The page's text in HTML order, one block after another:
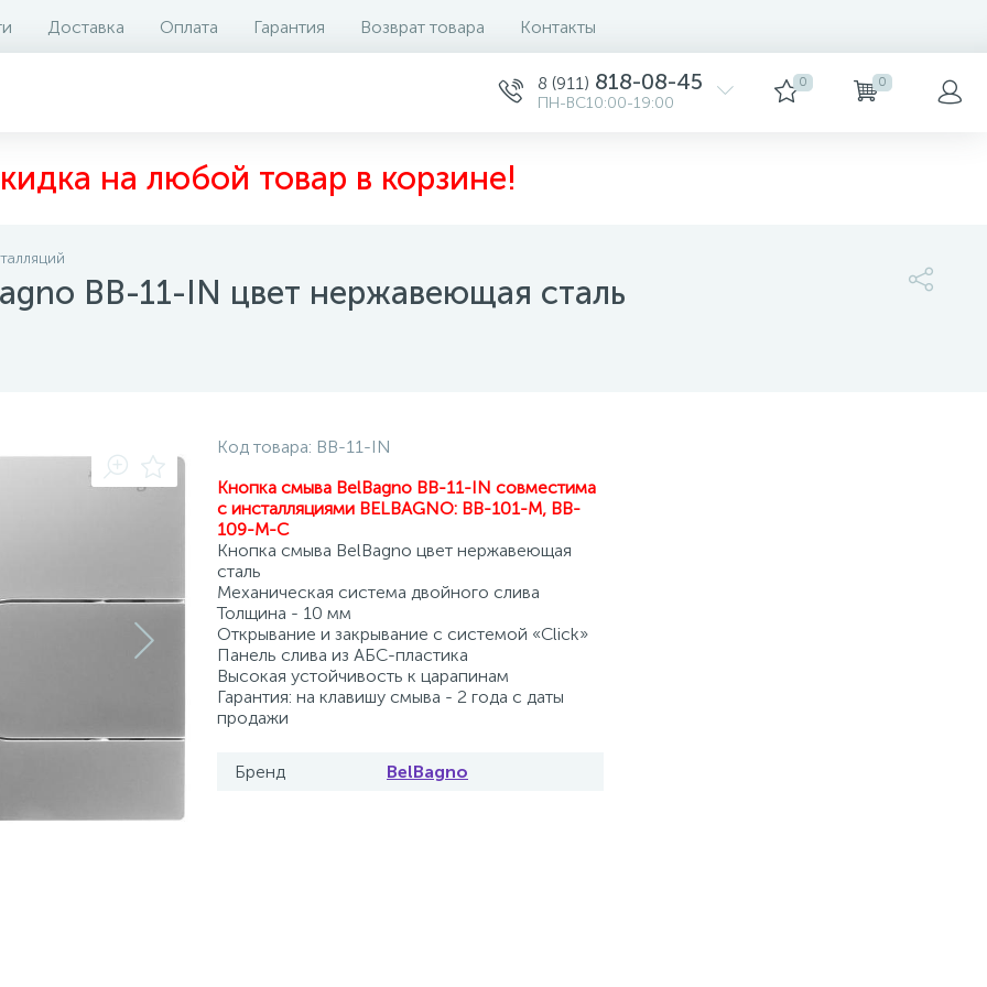
Доставка Оплата Гарантия Возврат товара Контакты
8 (911) 818-08-45
ПН-ВС10:00-19:00
0 0
на любой товар в корзине!
BB-11-IN цвет нержавеющая сталь
на складе Файлы и документы 1 Отзывы
Код товара: BB-11-IN
Кнопка смыва BelBagno BB-11-IN совместима
с инсталляциями BELBAGNO: BB-101-M, BB-
109-M-C
Кнопка смыва BelBagno цвет нержавеющая
сталь
Механическая система двойного слива
Толщина - 10 мм
Открывание и закрывание с системой «Click»
Панель слива из АБС-пластика
Высокая устойчивость к царапинам
Гарантия: на клавишу смыва - 2 года с даты
продажи
Бренд BelBagno